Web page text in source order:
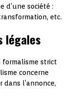
d’une société :
etc.
légales
formalisme strict
concerne
l’annonce,